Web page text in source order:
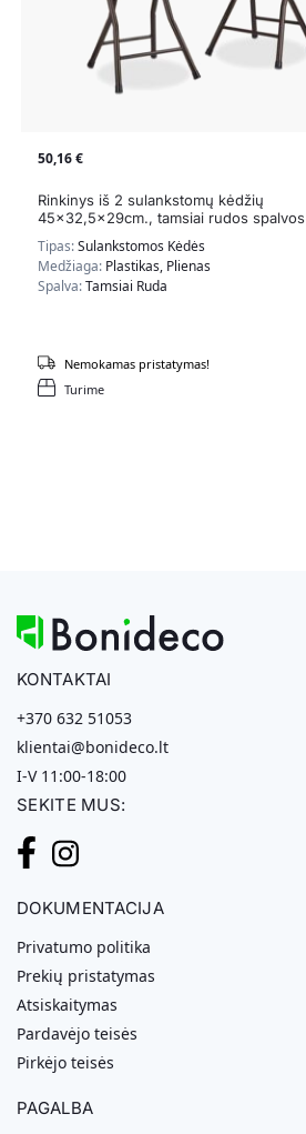
50,16€
Rinkinys iš 2 sulankstomų kėdžių
45×32,5x29cm., tamsiai rudos spalvos
Tipas:Sulankstomos Kėdės
Medžiaga: Plastikas, Plienas
Spalva:Tamsiai Ruda
Turime
Nemokamas pristatymas!
KONTAKTAI
+370 632 51053
klientai@bonideco.lt
I-V 11:00-18:00
SEKITE MUS:
DOKUMENTACIJA
Privatumo politika
Prekių pristatymas
Atsiskaitymas
Pardavėjo teisės
Pirkėjo teisės
PAGALBA